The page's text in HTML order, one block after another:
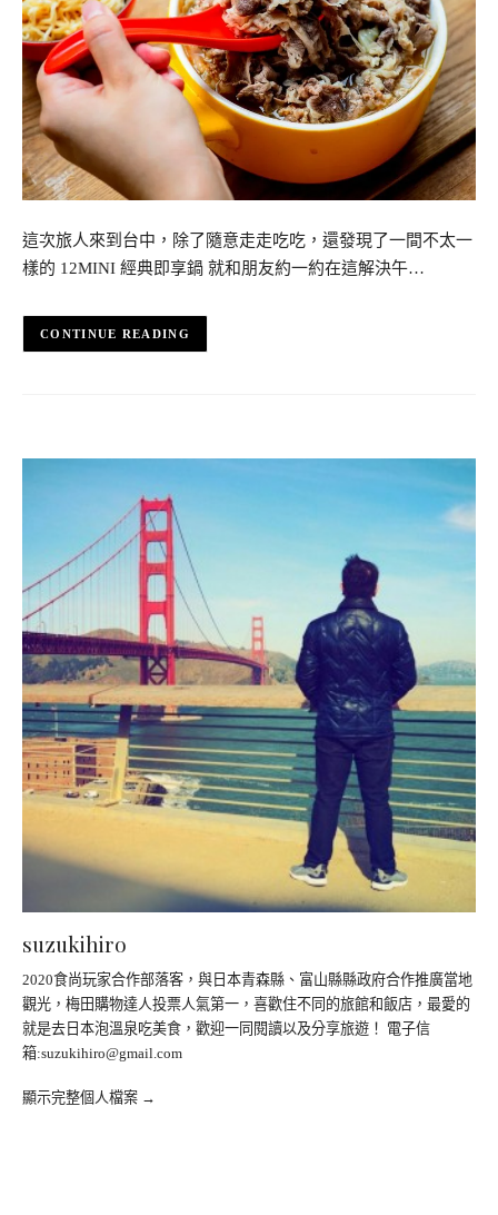
這次旅人來到台中，除了隨意走走吃吃，還發現了一間不太一
樣的 12MINI 經典即享鍋 就和朋友約一約在這解決午…
CONTINUE READING
suzukihiro
2020食尚玩家合作部落客，與日本青森縣、富山縣縣政府合作推廣當地
觀光，梅田購物達人投票人氣第一，喜歡住不同的旅館和飯店，最愛的
就是去日本泡溫泉吃美食，歡迎一同閱讀以及分享旅遊！ 電子信
箱:suzukihiro@gmail.com
顯示完整個人檔案 →